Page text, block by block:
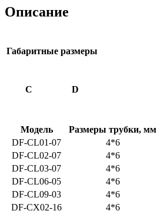
Описание
Габаритные размеры
C D
Модель Размеры трубки, мм
DF-CL01-07
4*6
DF-CL02-07
4*6
DF-CL03-07
4*6
DF-CL06-05
4*6
DF-CL09-03
4*6
DF-CX02-16
4*6